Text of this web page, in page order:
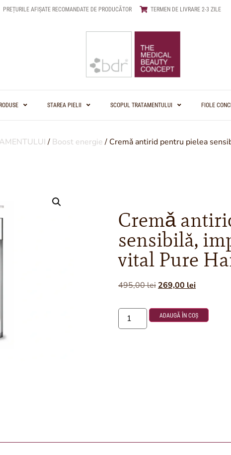
PREȚURILE AFIȘATE RECOMANDATE DE PRODUCĂTOR TERMEN DE LIVRARE 2-3 ZILE
STAREA PIELII SCOPUL TRATAMENTULUI FIOLE
/ Boost energie/ Cremǎ antirid pentru pielea
Cremǎ
sensibilă,
vital Pure
495,00lei 269,00 lei
ADAUGĂ ÎN COȘ